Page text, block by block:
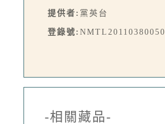
提供者: 黨英台
登錄號: NMTL20110380050
-相關藏品-